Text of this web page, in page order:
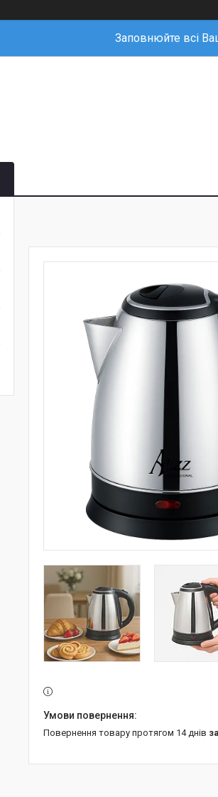
Заповнюйте всі
повернення товару протягом 14 днів